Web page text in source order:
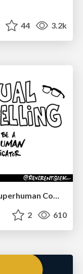
44 3.2k
Visual Storytelling: How to be a Superhuman Communicator
2 610